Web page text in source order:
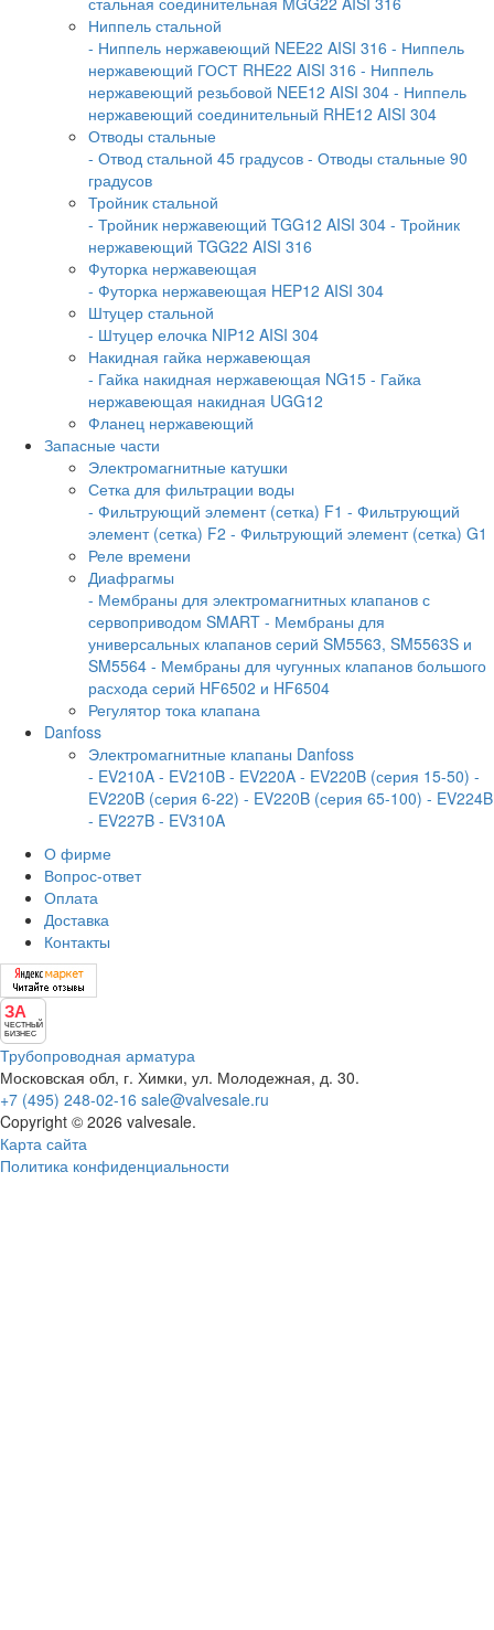
Ниппель стальной
- Ниппель нержавеющий NEE22 AISI 316 - Ниппель
нержавеющий ГОСТ RHE22 AISI 316 - Ниппель
нержавеющий резьбовой NEE12 AISI 304 - Ниппель
нержавеющий соединительный RHE12 AISI 304
Отводы стальные
- Отвод стальной 45 градусов - Отводы стальные 90
градусов
Тройник стальной
- Тройник нержавеющий TGG12 AISI 304 - Тройник
нержавеющий TGG22 AISI 316
Футорка нержавеющая
- Футорка нержавеющая HEP12 AISI 304
Штуцер стальной
- Штуцер елочка NIP12 AISI 304
Накидная гайка нержавеющая
- Гайка накидная нержавеющая NG15 - Гайка
нержавеющая накидная UGG12
Фланец нержавеющий
Запасные части
Электромагнитные катушки
Сетка для фильтрации воды
- Фильтрующий элемент (сетка) F1 - Фильтрующий
элемент (сетка) F2 - Фильтрующий элемент (сетка) G1
Реле времени
Диафрагмы
- Мембраны для электромагнитных клапанов с
сервоприводом SMART - Мембраны для
универсальных клапанов серий SM5563, SM5563S и
SM5564 - Мембраны для чугунных клапанов большого
расхода серий HF6502 и HF6504
Регулятор тока клапана
Danfoss
Электромагнитные клапаны Danfoss
- EV210A - EV210B - EV220A - EV220B (серия 15-50) -
EV220B (серия 6-22) - EV220B (серия 65-100) - EV224B
- EV227B - EV310A
О фирме
Вопрос-ответ
Оплата
Доставка
Контакты
ЗА
ЧЕСТНЫЙ
БИЗНЕС
Трубопроводная арматура
Московская обл, г. Химки, ул. Молодежная, д. 30.
+7 (495) 248-02-16 sale@valvesale.ru
Copyright © 2026 valvesale.
Карта сайта
Политика конфиденциальности